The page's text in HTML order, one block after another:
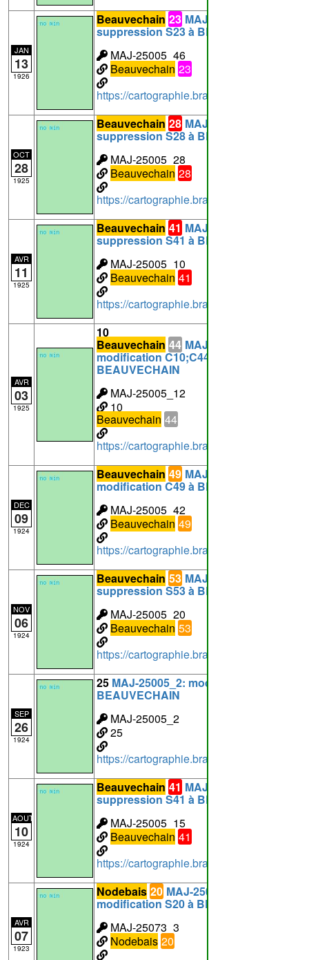
JAN
13
1926
Beauvechain 23 MAJ-25005_46:
suppression S23 à BEAUVECHAIN
MAJ-25005_46
Beauvechain 23
https://cartographie.brabantwallon.be/
OCT
28
1925
Beauvechain 28 MAJ-25005_28:
suppression S28 à BEAUVECHAIN
MAJ-25005_28
Beauvechain 28
https://cartographie.brabantwallon.be/
AVR
11
1925
Beauvechain 41 MAJ-25005_10:
suppression S41 à BEAUVECHAIN
MAJ-25005_10
Beauvechain 41
https://cartographie.brabantwallon.be/
AVR
03
1925
10
Beauvechain 44 MAJ-25005_12:
modification C10;C44 à
BEAUVECHAIN
MAJ-25005_12
10
Beauvechain 44
https://cartographie.brabantwallon.be/
DEC
09
1924
Beauvechain 49 MAJ-25005_42:
modification C49 à BEAUVECHAIN
MAJ-25005_42
Beauvechain 49
https://cartographie.brabantwallon.be/
NOV
06
1924
Beauvechain 53 MAJ-25005_20:
suppression S53 à BEAUVECHAIN
MAJ-25005_20
Beauvechain 53
https://cartographie.brabantwallon.be/
SEP
26
1924
25 MAJ-25005_2: modification S25 à
BEAUVECHAIN
MAJ-25005_2
25
https://cartographie.brabantwallon.be/
AOUT
10
1924
Beauvechain 41 MAJ-25005_15:
suppression S41 à BEAUVECHAIN
MAJ-25005_15
Beauvechain 41
https://cartographie.brabantwallon.be/
AVR
07
1923
Nodebais 20 MAJ-25073_3:
modification S20 à BEAUVECHAIN
MAJ-25073_3
Nodebais 20